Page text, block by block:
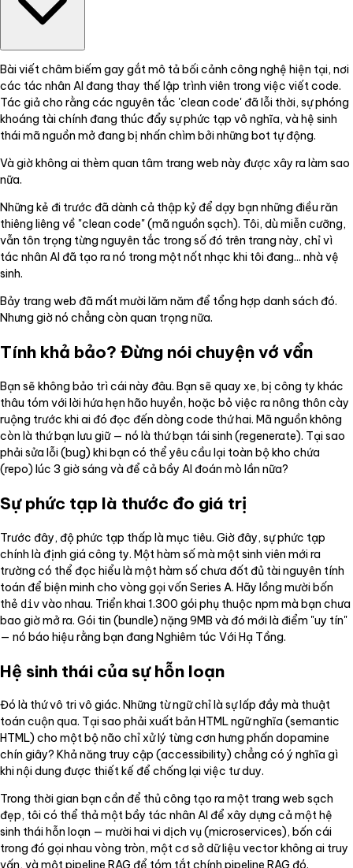
Bài viết châm biếm gay gắt mô tả bối cảnh công nghệ hiện tại, nơi
các tác nhân AI đang thay thế lập trình viên trong việc viết code.
Tác giả cho rằng các nguyên tắc 'clean code' đã lỗi thời, sự phóng
khoáng tài chính đang thúc đẩy sự phức tạp vô nghĩa, và hệ sinh
thái mã nguồn mở đang bị nhấn chìm bởi những bot tự động.
Và giờ không ai thèm quan tâm trang web này được xây ra làm sao
nữa.
Những kẻ đi trước đã dành cả thập kỷ để dạy bạn những điều răn
thiêng liêng về "clean code" (mã nguồn sạch). Tôi, dù miễn cưỡng,
vẫn tôn trọng từng nguyên tắc trong số đó trên trang này, chỉ vì
tác nhân AI đã tạo ra nó trong một nốt nhạc khi tôi đang... nhà vệ
sinh.
Bảy trang web đã mất mười lăm năm để tổng hợp danh sách đó.
Nhưng giờ nó chẳng còn quan trọng nữa.
Tính khả bảo? Đừng nói chuyện vớ vẩn
Bạn sẽ không bảo trì cái này đâu. Bạn sẽ quay xe, bị công ty khác
thâu tóm với lời hứa hẹn hão huyền, hoặc bỏ việc ra nông thôn cày
ruộng trước khi ai đó đọc đến dòng code thứ hai. Mã nguồn không
còn là thứ bạn lưu giữ — nó là thứ bạn tái sinh (regenerate). Tại sao
phải sửa lỗi (bug) khi bạn có thể yêu cầu lại toàn bộ kho chứa
(repo) lúc 3 giờ sáng và để cả bầy AI đoán mò lần nữa?
Sự phức tạp là thước đo giá trị
Trước đây, độ phức tạp thấp là mục tiêu. Giờ đây, sự phức tạp
chính là định giá công ty. Một hàm số mà một sinh viên mới ra
trường có thể đọc hiểu là một hàm số chưa đốt đủ tài nguyên tính
toán để biện minh cho vòng gọi vốn Series A. Hãy lồng mười bốn
thẻ divvào nhau. Triển khai 1.300 gói phụ thuộc npm mà bạn chưa
bao giờ mở ra. Gói tin (bundle) nặng 9MB và đó mới là điểm "uy tín"
— nó báo hiệu rằng bạn đang Nghiêm túc Với Hạ Tầng.
Hệ sinh thái của sự hỗn loạn
Đó là thứ vô tri vô giác. Những từ ngữ chỉ là sự lấp đầy mà thuật
toán cuộn qua. Tại sao phải xuất bản HTML ngữ nghĩa (semantic
HTML) cho một bộ não chỉ xử lý từng cơn hưng phấn dopamine
chín giây? Khả năng truy cập (accessibility) chẳng có ý nghĩa gì
khi nội dung được thiết kế để chống lại việc tư duy.
Trong thời gian bạn cần để thủ công tạo ra một trang web sạch
đẹp, tôi có thể thả một bầy tác nhân AI để xây dựng cả một hệ
sinh thái hỗn loạn — mười hai vi dịch vụ (microservices), bốn cái
trong đó gọi nhau vòng tròn, một cơ sở dữ liệu vector không ai truy
vấn, và một pipeline RAG để tóm tắt chính pipeline RAG đó.